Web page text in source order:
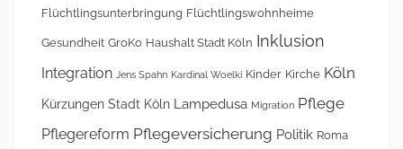
Flüchtlingsunterbringung Flüchtlingswohnheime
Gesundheit GroKo Haushalt Stadt Köln Inklusion
Integration Jens Spahn Kardinal Woelki Kinder Kirche Köln
Kürzungen Stadt Köln Lampedusa Migration Pflege
Pflegereform Pflegeversicherung Politik Roma